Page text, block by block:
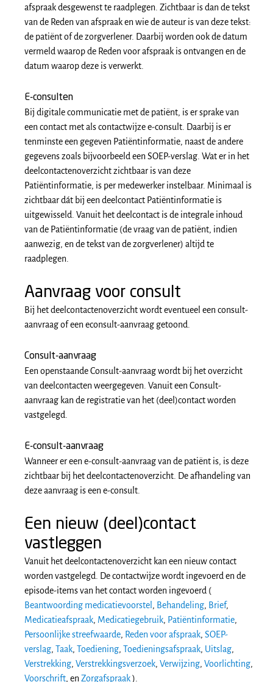
afspraak desgewenst te raadplegen. Zichtbaar is dan de tekst
van de Reden van afspraak en wie de auteur is van deze tekst:
de patiënt of de zorgverlener. Daarbij worden ook de datum
vermeld waarop de Reden voor afspraak is ontvangen en de
datum waarop deze is verwerkt.
E-consulten
Bij digitale communicatie met de patiënt, is er sprake van
een contact met als contactwijze e-consult. Daarbij is er
tenminste een gegeven Patiëntinformatie, naast de andere
gegevens zoals bijvoorbeeld een SOEP-verslag. Wat er in het
deelcontactenoverzicht zichtbaar is van deze
Patiëntinformatie, is per medewerker instelbaar. Minimaal is
zichtbaar dát bij een deelcontact Patiëntinformatie is
uitgewisseld. Vanuit het deelcontact is de integrale inhoud
van de Patiëntinformatie (de vraag van de patiënt, indien
aanwezig, en de tekst van de zorgverlener) altijd te
raadplegen.
Aanvraag voor consult
Bij het deelcontactenoverzicht wordt eventueel een consult-
aanvraag of een econsult-aanvraag getoond.
Consult-aanvraag
Een openstaande Consult-aanvraag wordt bij het overzicht
van deelcontacten weergegeven. Vanuit een Consult-
aanvraag kan de registratie van het (deel)contact worden
vastgelegd.
E-consult-aanvraag
Wanneer er een e-consult-aanvraag van de patiënt is, is deze
zichtbaar bij het deelcontactenoverzicht. De afhandeling van
deze aanvraag is een e-consult.
Een nieuw (deel)contact
vastleggen
Vanuit het deelcontactenoverzicht kan een nieuw contact
worden vastgelegd. De contactwijze wordt ingevoerd en de
episode-items van het contact worden ingevoerd (
Beantwoording medicatievoorstel , Behandeling, Brief,
Medicatieafspraak, Medicatiegebruik, Patiëntinformatie,
Persoonlijke streefwaarde, Reden voor afspraak, SOEP-
verslag, Taak, Toediening, Toedieningsafspraak, Uitslag,
Verstrekking, Verstrekkingsverzoek, Verwijzing, Voorlichting,
Voorschrift, en Zorgafspraak).